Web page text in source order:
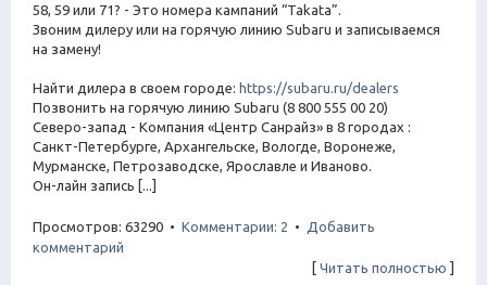
58, 59 или 71? - Это номера кампаний “Takata”.
Звоним дилеру или на горячую линию Subaru и записываемся
на замену!
Найти дилера в своем городе: https://subaru.ru/dealers
Позвонить на горячую линию Subaru (8 800 555 00 20)
Северо-запад - Компания «Центр Санрайз» в 8 городах :
Санкт-Петербурге, Архангельске, Вологде, Воронеже,
Мурманске, Петрозаводске, Ярославле и Иваново.
Он-лайн запись [...]
Просмотров: 63290 • Комментарии: 2 •
Добавить
комментарий
[ Читать полностью ]